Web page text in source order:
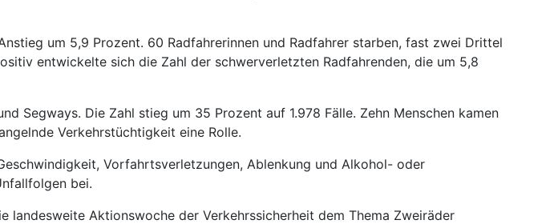
um 5,9 Prozent. 60 Radfahrerinnen und Radfahrer starben, fast zwei Drittel
entwickelte sich die Zahl der schwerverletzten Radfahrenden, die um 5,8
Segways. Die Zahl stieg um 35 Prozent auf 1.978 Fälle. Zehn Menschen kamen
Verkehrstüchtigkeit eine Rolle.
Vorfahrtsverletzungen, Ablenkung und Alkohol- oder
bei.
Aktionswoche der Verkehrssicherheit dem Thema Zweiräder